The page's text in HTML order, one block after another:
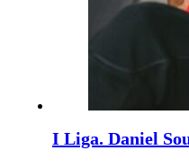
I Liga. Daniel